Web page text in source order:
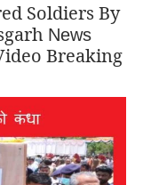
Soldiers By
News
Breaking